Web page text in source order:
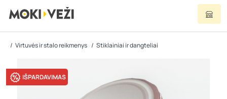
Virtuvės ir stalo reikmenys Stiklainiai ir dangteliai
IŠPARDAVIMAS